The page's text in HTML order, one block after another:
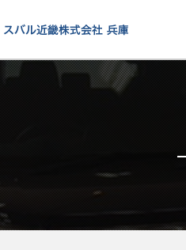
店舗情報 店舗
地域でさがす
地図でさがす
試乗車でさがす
カーラインアップ
カーラインアップ一覧
乗用車
軽自動車
メンテナンス・サー
メンテナンス・サービストップ
車検・定期点検をする
カーケアをする